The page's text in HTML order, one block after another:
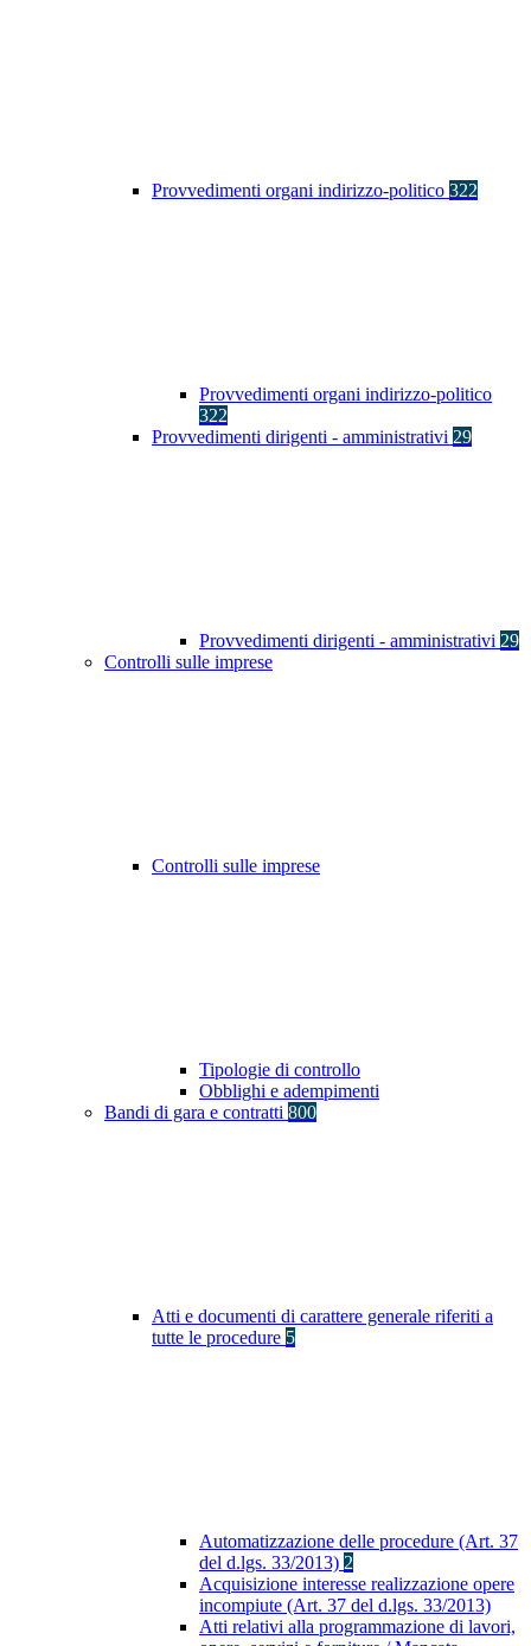
Provvedimenti organi indirizzo-politico 322
Provvedimenti organi indirizzo-politico
322
Provvedimenti dirigenti - amministrativi 29
Provvedimenti dirigenti - amministrativi 29
Controlli sulle imprese
Controlli sulle imprese
Tipologie di controllo
Obblighi e adempimenti
Bandi di gara e contratti 800
Atti e documenti di carattere generale riferiti a
tutte le procedure 5
Automatizzazione delle procedure (Art. 37
del d.lgs. 33/2013) 2
Acquisizione interesse realizzazione opere
incompiute (Art. 37 del d.lgs. 33/2013)
Atti relativi alla programmazione di lavori,